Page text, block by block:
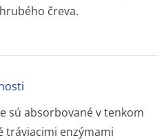
čreva.
sú absorbované v tenkom
tráviacimi enzýmami